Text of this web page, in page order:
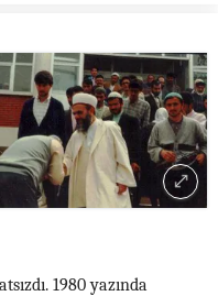
1980 yazında